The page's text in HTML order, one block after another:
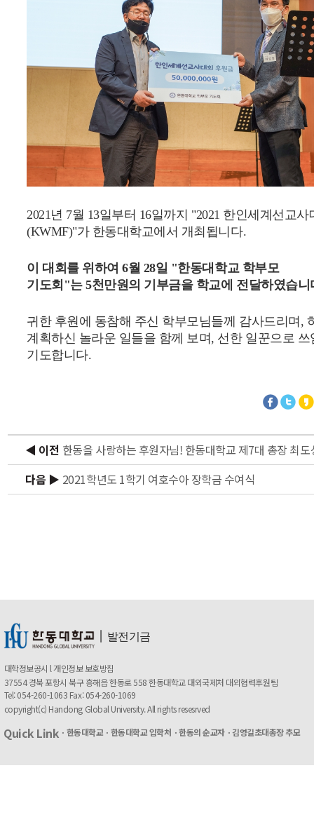
2021년 7월 13일부터 16일까지 "2021 한인세계선교사
(KWMF)"가 한동대학교에서 개최됩니다.
이 대회를 위하여 6월 28일 "한동대학교 학부모
기도회"는 5천만원의 기부금을 학교에 전달하였습니
귀한 후원에 동참해 주신 학부모님들께 감사드리며,
계획하신 놀라운 일들을 함께 보며, 선한 일꾼으로 쓰
기도합니다.
◀ 이전 한동을 사랑하는 후원자님! 한동대학교 제7대 총장 최도
다음 ▶ 2021학년도 1학기 여호수아 장학금 수여식
ㅣ 발전기금
대학정보공시 l개인정보 보호방침
37554 경북 포항시 북구 흥해읍 한동로 558 한동대학교 대외국제처 대외협력후원팀
Tel: 054-260-1063 Fax: 054-260-1069
copyright(c) Handong Global University. All rights resesrved
Quick Link ㆍ한동대학교 ㆍ한동대학교 입학처 ㆍ한동의 순교자ㆍ김영길초대총장 추모